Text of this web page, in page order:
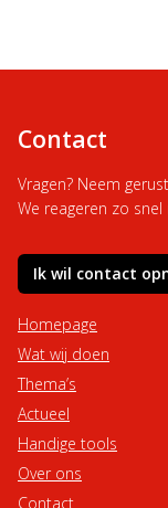
Contact
Vragen? Neem
We reageren zo snel
Ik wil contact
Homepage
Wat wij doen
Thema’s
Actueel
Handige tools
Over ons
Contact